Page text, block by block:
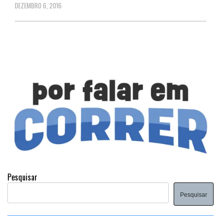
DEZEMBRO 6, 2016
Pesquisar
Pesquisar